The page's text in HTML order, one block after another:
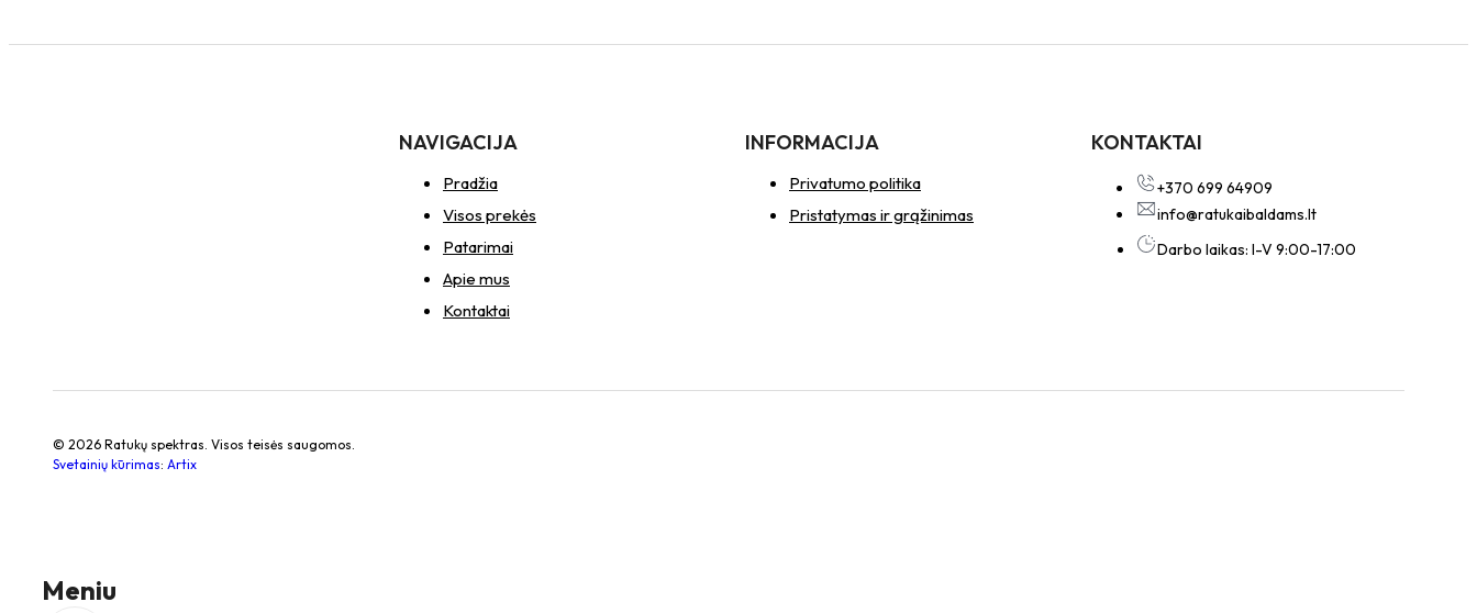
NAVIGACIJA
Pradžia
Visos prekės
Patarimai
Apie mus
Kontaktai
INFORMACIJA
Privatumo politika
Pristatymas ir grąžinimas
KONTAKTAI
+370 699 64909
info@ratukaibaldams.lt
Darbo laikas: I-V 9:00-17:00
© 2026 Ratukų spektras. Visos teisės saugomos.
Svetainių kūrimas: Artix
Meniu